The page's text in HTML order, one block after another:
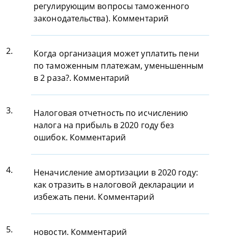
регулирующим вопросы таможенного
законодательства). Комментарий
2.
Когда организация может уплатить пени
по таможенным платежам, уменьшенным
в 2 раза?. Комментарий
3.
Налоговая отчетность по исчислению
налога на прибыль в 2020 году без
ошибок. Комментарий
4.
Неначисление амортизации в 2020 году:
как отразить в налоговой декларации и
избежать пени. Комментарий
5. новости. Комментарий